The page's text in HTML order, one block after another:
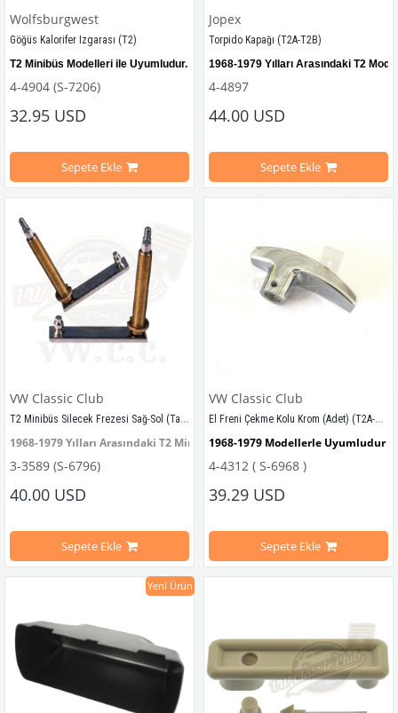
Wolfsburgwest
Göğüs Kalorifer Izgarası (T2)
T2 Minibüs Modelleri ile Uyumludur.
4-4904
4-4904 (S-7206)
32.95 USD
Sepete Ekle
Jopex
Torpido Kapağı (T2A-T2B)
1968-1979 Yılları Arasındaki T2
VWC Parça No: 4-4897
4-4897
44.00 USD
Sepete Ekle
VW Classic Club
T2 Minibüs Silecek Frezesi Sağ-Sol (Takım)
1968-1979 Yılları Arasındaki T2 Minibüs Modelleri ile Uyumludur
SAĞ-SOL TAKIM SATILIR
VWCC Parça No : 3-3589 OEM Parça No : 211998161E
3-3589 (S-6796)
40.00 USD
Sepete Ekle
VW Classic Club
El Freni Çekme Kolu Krom (Adet) (T2A-T2B)
1968-1979 Modellerle Uyumludur
El Fren Kolu
NOT: EN İYİ KALİTE!!!
4-4312 ( S-6968 )
39.29 USD
Sepete Ekle
Yeni Ürün